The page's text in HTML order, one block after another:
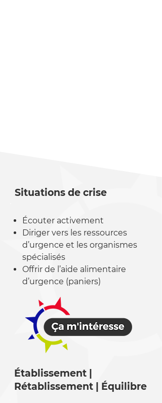
Situations de crise
Écouter activement
Diriger vers les ressources
d’urgence et les organismes
spécialisés
Offrir de l’aide alimentaire
d’urgence (paniers)
Établissement |
Rétablissement | Équilibre